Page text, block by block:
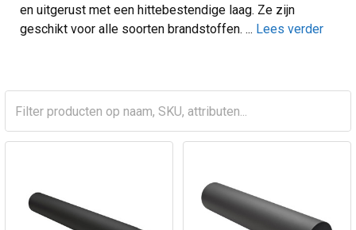
en uitgerust met een hittebestendige laag. Ze zijn
geschikt voor alle soorten brandstoffen. ... Lees verder